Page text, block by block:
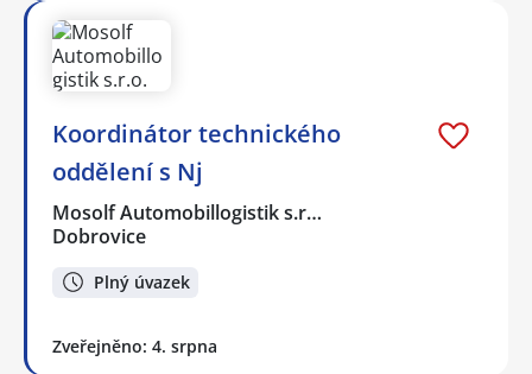
Koordinátor technického
oddělení s Nj
Mosolf Automobillogistik s.r…
Dobrovice
Plný úvazek
Zveřejněno: 4. srpna